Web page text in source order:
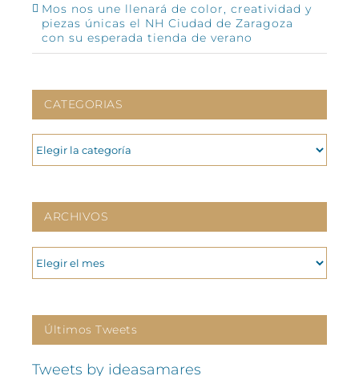
Mos nos une llenará de color, creatividad y
piezas únicas el NH Ciudad de Zaragoza
con su esperada tienda de verano
CATEGORIAS
CATEGORIAS
ARCHIVOS
ARCHIVOS
Últimos Tweets
Tweets by ideasamares